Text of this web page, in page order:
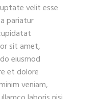
velit esse
pariatur
sit amet,
eiusmod
et dolore
veniam,